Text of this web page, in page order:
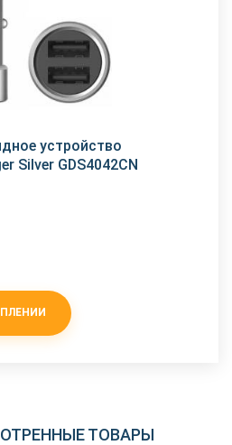
устройство
Silver GDS4042CN
ТОВАРЫ